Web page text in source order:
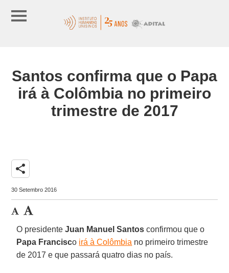
Santos confirma que o Papa
irá à Colômbia no primeiro
trimestre de 2017
share
30 Setembro 2016
O presidenteJuan Manuel Santos confirmou que o
Papa Francisco irá à Colômbia no primeiro trimestre
de 2017 e que passará quatro dias no país.